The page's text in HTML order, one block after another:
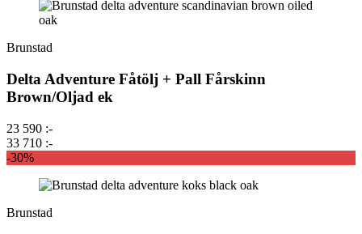
Brunstad
Delta Adventure Fåtölj + Pall Fårskinn
Brown/Oljad ek
23 590 :-
33 710 :-
-30%
Brunstad